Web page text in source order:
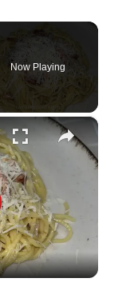
Now Playing
×